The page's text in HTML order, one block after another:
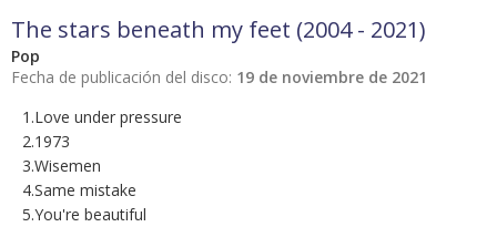
The stars beneath my feet (2004 - 2021)
Pop
Fecha de publicación del disco: 19 de noviembre de 2021
1.Love under pressure
2.1973
3.Wisemen
4.Same mistake
5.You're beautiful